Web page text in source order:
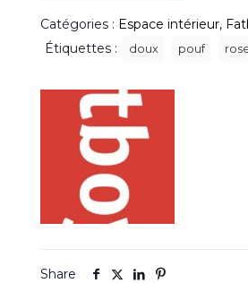
Catégories : Espace intérieur,
Étiquettes :
doux pouf
Share